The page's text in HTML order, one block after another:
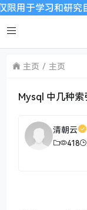
学习和研究目的
主页 主页
Mysql 中几种
清朝云
418